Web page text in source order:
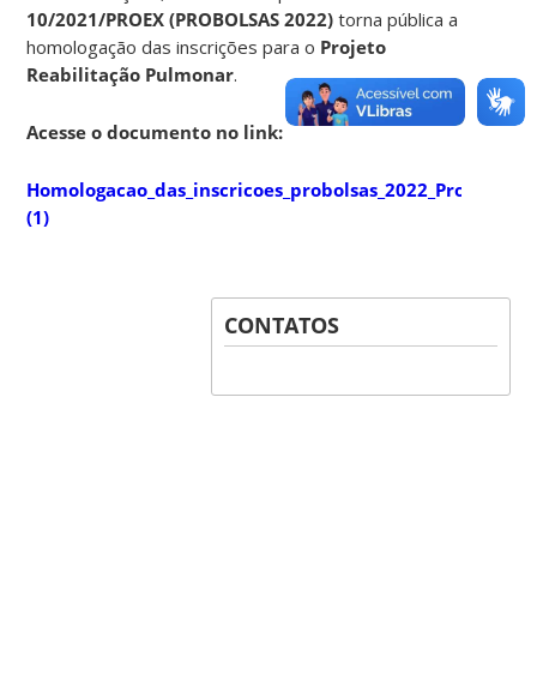
10/2021/PROEX (PROBOLSAS 2022)torna pública a
homologação das inscrições para o Projeto
Reabilitação Pulmonar.
Acesse o documento no link:
(1)
CONTATOS